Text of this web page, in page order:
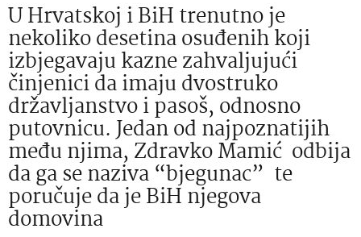
U Hrvatskoj i BiH trenutno je
nekoliko desetina osuđenih koji
izbjegavaju kazne zahvaljujući
činjenici da imaju dvostruko
državljanstvo i pasoš, odnosno
putovnicu. Jedan od najpoznatijih
među njima, Zdravko Mamić odbija
da ga se naziva “bjegunac” te
poručuje da je BiH njegova
domovina